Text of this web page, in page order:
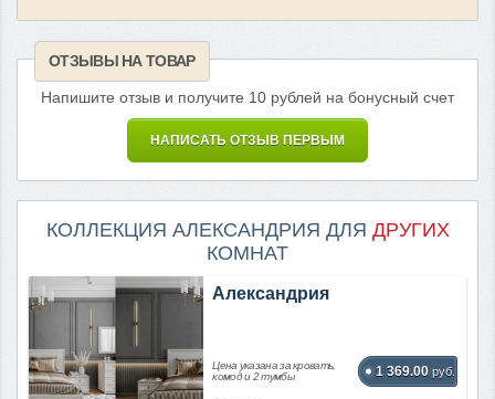
ОТЗЫВЫ НА ТОВАР
Напишите отзыв и получите 10 рублей на бонусный счет
НАПИСАТЬ ОТЗЫВ ПЕРВЫМ
КОЛЛЕКЦИЯ АЛЕКСАНДРИЯ ДЛЯ ДРУГИХ
КОМНАТ
Александрия
Цена указана за кровать,
комод и 2 тумбы
1 369.00 руб.